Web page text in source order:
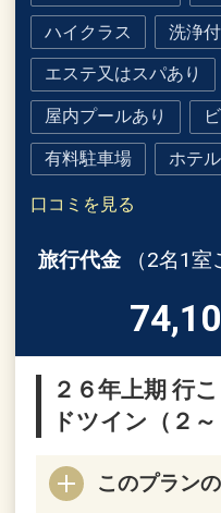
ハイクラス 洗浄
エステ又はスパあり
屋内プールあり
有料駐車場 ホテル
口コミを見る
旅行代金
（2名1
２６年上期 行
ドツイン（２～
このプラン